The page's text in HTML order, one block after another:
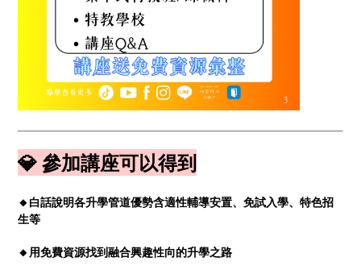
💎 參加講座可以得到
🔸白話說明各升學管道優勢含適性輔導安置、免試入學、特色招
生等
🔸用免費資源找到融合興趣性向的升學之路